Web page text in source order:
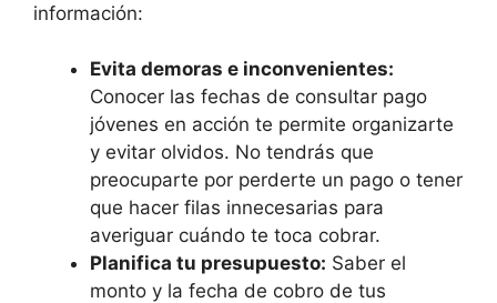
información:
Evita demoras e inconvenientes:
Conocer las fechas de consultar pago
jóvenes en acción te permite organizarte
y evitar olvidos. No tendrás que
preocuparte por perderte un pago o tener
que hacer filas innecesarias para
averiguar cuándo te toca cobrar.
Planifica tu presupuesto: Saber el
monto y la fecha de cobro de tus